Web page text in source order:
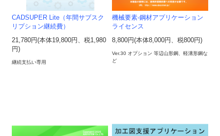
CADSUPER Lite（年間サブスク
リプション継続費）
21,780円(本体19,800円、税1,980
円)
継続支払い専用
機械要素-鋼材アプリケーション
ライセンス
8,800円(本体8,000円、税800円)
Ver.30 オプション 等辺山形鋼、軽溝形鋼な
ど